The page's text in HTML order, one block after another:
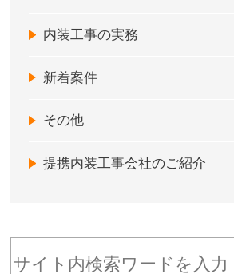
内装工事の実務
新着案件
その他
提携内装工事会社のご紹介